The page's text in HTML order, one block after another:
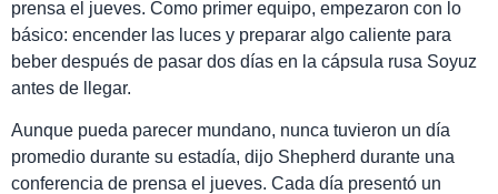
prensa el jueves. Como primer equipo, empezaron con lo
básico: encender las luces y preparar algo caliente para
beber después de pasar dos días en la cápsula rusa Soyuz
antes de llegar.
Aunque pueda parecer mundano, nunca tuvieron un día
promedio durante su estadía, dijo Shepherd durante una
conferencia de prensa el jueves. Cada día presentó un